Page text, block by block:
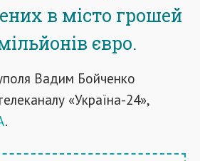
в місто грошей
євро.
Вадим Бойченко
«Україна-24»,
.